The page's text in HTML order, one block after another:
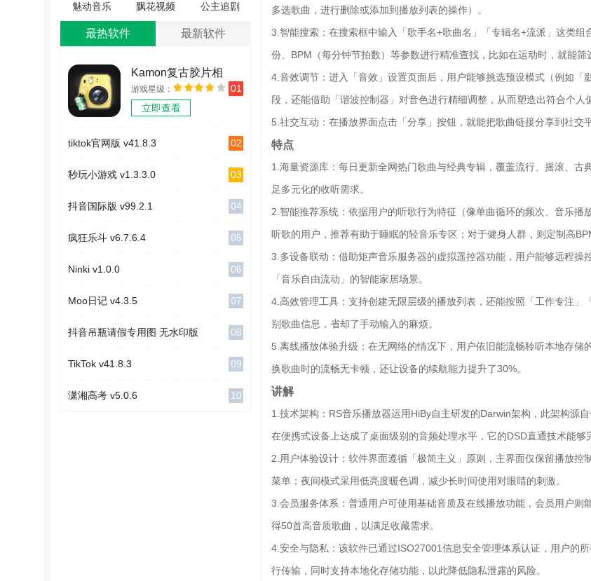
魅动音乐
原版
V3.5.8
飘花视频
客户端最
公主追剧
最热软件 最新软件
Kamon复古胶片相
机 v2.2.2
游戏星级：
立即查看
01
tiktok官网版 v41.8.3 02
秒玩小游戏 v1.3.3.0 03
抖音国际版 v99.2.1 04
疯狂乐斗 v6.7.6.4 05
Ninki v1.0.0 06
Moo日记 v4.3.5 07
抖音吊瓶请假专用图 无水印版 08
TikTok v41.8.3 09
潇湘高考 v5.0.6 10
多选歌曲，进行删除或添加到播放列表的操作）。
3.智能搜索：在搜索框中输入「歌手名+歌曲名」「专辑名+流派」这类
份、BPM（每分钟节拍数）等参数进行精准查找，比如在运动时，就能筛
4.音效调节：进入「音效」设置页面后，用户能够挑选预设模式（例如
段，还能借助「谐波控制器」对音色进行精细调整，从而塑造出符合个人
5.社交互动：在播放界面点击「分享」按钮，就能把歌曲链接分享到社交
特点
1.海量资源库：每日更新全网热门歌曲与经典专辑，覆盖流行、摇滚、
足多元化的收听需求。
2.智能推荐系统：依据用户的听歌行为特征（像单曲循环的频次、音乐
听歌的用户，推荐有助于睡眠的轻音乐专区；对于健身人群，则定制高
3.多设备联动：借助矩声音乐服务器的虚拟遥控器功能，用户能够远程
「音乐自由流动」的智能家居场景。
4.高效管理工具：支持创建无限层级的播放列表，还能按照「工作专注
别歌曲信息，省却了手动输入的麻烦。
5.离线播放体验升级：在无网络的情况下，用户依旧能流畅聆听本地存
换歌曲时的流畅无卡顿，还让设备的续航能力提升了30%。
讲解
1.技术架构：RS音乐播放器运用HiBy自主研发的Darwin架构，此架构源
在便携式设备上达成了桌面级别的音频处理水平，它的DSD直通技术能够
2.用户体验设计：软件界面遵循「极简主义」原则，主界面仅保留播放
菜单；夜间模式采用低亮度暖色调，减少长时间使用对眼睛的刺激。
3.会员服务体系：普通用户可使用基础音质及在线播放功能，会员用户
得50首高音质歌曲，以满足收藏需求。
4.安全与隐私：该软件已通过ISO27001信息安全管理体系认证，用户的
行传输，同时支持本地化存储功能，以此降低隐私泄露的风险。